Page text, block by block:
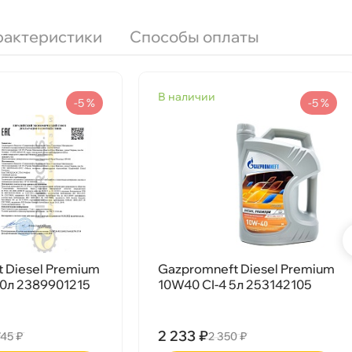
Способы оплаты
Diesel Premium
2389901215
-5 %
₽
Gazpromneft Diesel Premium
10W40 CI-4 5л 253142105
наличии
2 233 ₽
-5 %
2 350 ₽
07.08 (при заказе от 2000₽) Срочная за 2 ч – 399 ₽